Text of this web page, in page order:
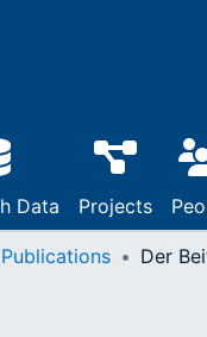
Data Projects
Publications